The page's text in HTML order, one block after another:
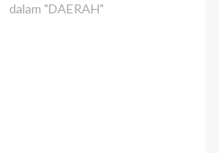
dalam "DAERAH"